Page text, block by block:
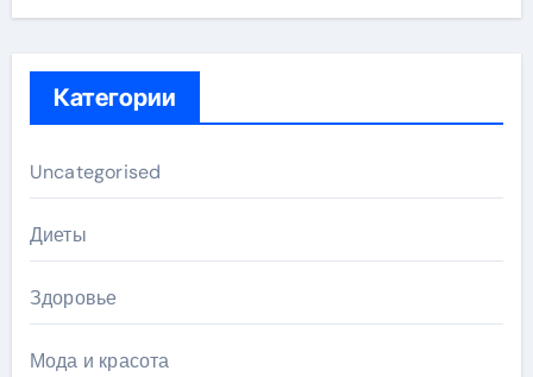
Категории
Uncategorised
Диеты
Здоровье
Мода и красота